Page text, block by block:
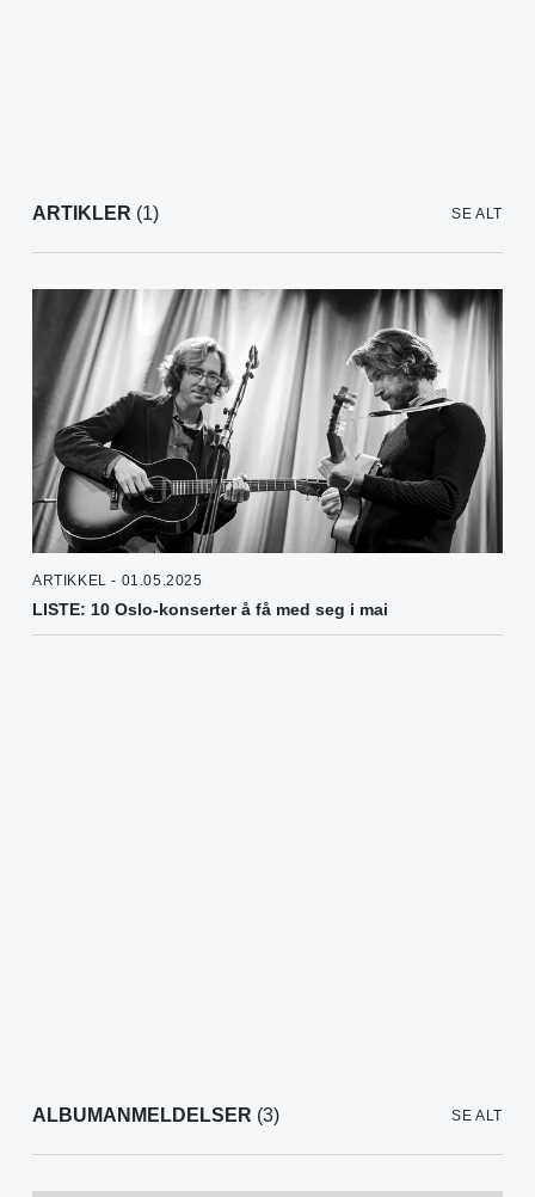
ARTIKLER (1) SE ALT
ARTIKKEL - 01.05.2025
LISTE: 10 Oslo-konserter å få med seg i mai
ALBUMANMELDELSER (3) SE ALT